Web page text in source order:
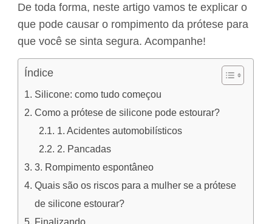
De toda forma, neste artigo vamos te explicar o
que pode causar o rompimento da prótese para
que você se sinta segura. Acompanhe!
Índice
Silicone: como tudo começou
Como a prótese de silicone pode estourar?
1. Acidentes automobilísticos
2. Pancadas
3. Rompimento espontâneo
Quais são os riscos para a mulher se a prótese
de silicone estourar?